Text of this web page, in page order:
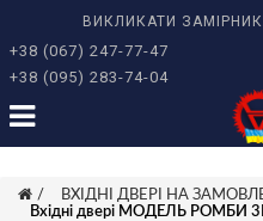
ВИКЛИКАТИ
+38 (067) 247-77-47
+38 (095) 283-74-04
ВХІДНІ ДВЕРІ НА
Вхідні двері МОДЕЛЬ РОМБИ